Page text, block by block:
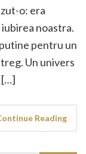
o: era
noastra.
pentru un
Un univers
[…]
Reading